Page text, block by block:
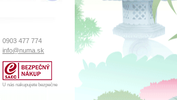
0903 477 774
info@numa.sk
U nás nakupujete bezpečne